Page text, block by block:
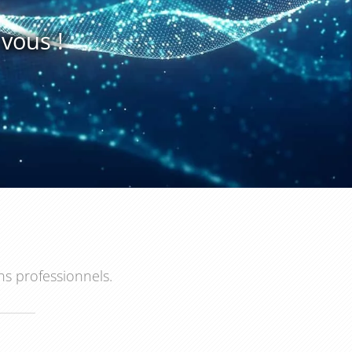
!
professionnels.